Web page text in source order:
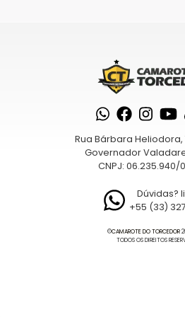
na
do
Rua Bárbara
Governador
CNPJ: 06.235.940/
Dúvidas?
+55 (33)
©CAMAROTE DO TORCEDOR
TODOS OS DIREITOS